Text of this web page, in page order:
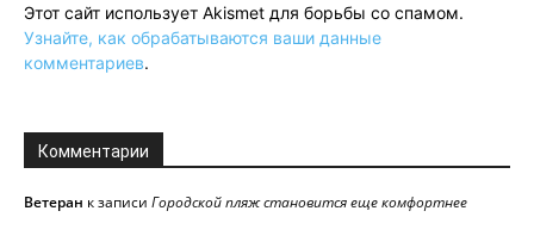
Этот сайт использует Akismet для борьбы со спамом.
Узнайте, как обрабатываются ваши данные
комментариев.
Комментарии
Ветеран к записи Городской пляж становится еще комфортнее